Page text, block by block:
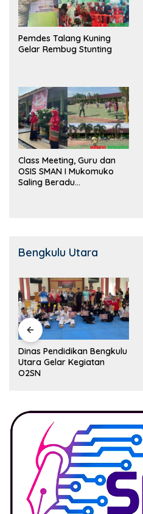
Pemdes Talang Kuning
Gelar Rembug Stunting
Class Meeting, Guru dan
OSIS SMAN I Mukomuko
Saling Beradu
Bengkulu Utara
Dinas Pendidikan Bengkulu
Utara Gelar Kegiatan
O2SN